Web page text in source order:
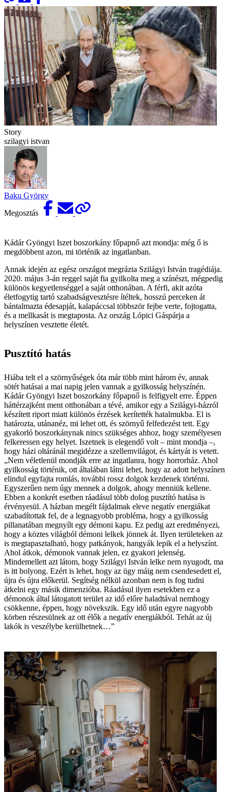
Story
szilagyi istvan
Baku György
Megosztás
Kádár Gyöngyi Iszet boszorkány főpapnő azt mondja: még ő is
megdöbbent azon, mi történik az ingatlanban.
Annak idején az egész országot megrázta Szilágyi István­ tragédiája.
2020. május 3-án reggel saját fia gyilkolta meg a színészt, mégpedig
különös kegyetlenséggel a saját otthonában. A férfi, akit azóta
életfogytig tartó szabadságvesztésre ítéltek, hosszú perceken át
bántalmazta édesapját, kalapáccsal többször fejbe verte, fojtogatta,
és a mellkasát is megtaposta. Az ország Lópici Gáspárja a
helyszínen vesztette életét.
Pusztító hatás
Hiába telt el a szörnyűségek óta már több mint három év, annak
sötét hatásai a mai napig jelen vannak a gyilkosság helyszínén.
Kádár Gyöngyi Iszet boszorkány főpapnő is felfigyelt erre. Éppen
háttérzajként ment otthonában a tévé, amikor egy a Szilágyi-házról
készített riport miatt különös érzések kerítették hatalmukba. El is
határozta, utánanéz, mi lehet ott, és szörnyű felfedezést tett. Egy
gyakorló boszorkánynak nincs szükséges ahhoz, hogy személyesen
felkeressen egy helyet. Iszetnek is elegendő volt – mint mondja –,
hogy házi oltáránál megidézze a szellemvilágot, és kártyát is vetett.
„Nem véletlenül mondják erre az ingatlanra, hogy horrorház. Ahol
gyilkosság történik, ott általában látni lehet, hogy az adott helyszínen
elindul egyfajta romlás, további rossz dolgok kezdenek történni.
Egyszerűen nem úgy mennek a dolgok, ahogy menniük kellene.
Ebben a konkrét esetben ráadásul több dolog pusztító hatása is
érvényesül. A házban megélt fájdalmak eleve negatív energiákat
szabadítottak fel, de a legnagyobb probléma, hogy a gyilkosság
pillanatában megnyílt egy démoni kapu. Ez pedig azt eredményezi,
hogy a köztes világból démoni lelkek jönnek át. Ilyen területeken az
is megtapasztalható, hogy patkányok, hangyák lepik el a helyszínt.
Ahol átkok, démonok vannak jelen, ez gyakori jelenség.
Mindemellett azt látom, hogy Szilágyi István lelke nem nyugodt, ma
is itt bolyong. Ezért is lehet, hogy az ügy máig nem csendesedett el,
újra és újra előkerül. Segítség nélkül azonban nem is fog tudni
átkelni egy másik dimenzióba. Ráadásul ilyen esetekben ez a
démonok által látogatott terület az idő előre haladtával nemhogy
csökkenne, éppen, hogy növekszik. Egy idő után egyre nagyobb
körben részesülnek az ott élők a negatív energiákból. Tehát az új
lakók is veszélybe kerülhetnek…”